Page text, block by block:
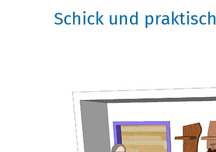
Schick und praktisch